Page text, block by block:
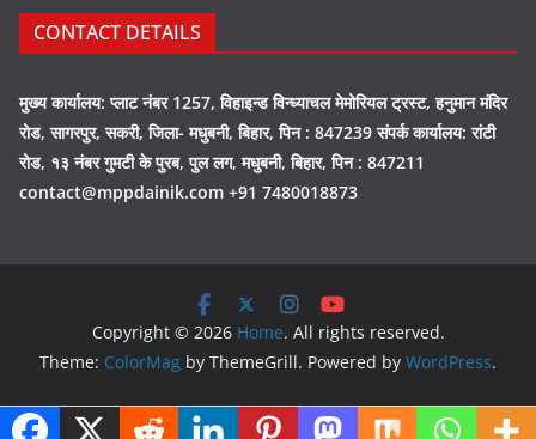
CONTACT DETAILS
मुख्य कार्यालय: प्लाट नंबर 1257, विहाइन्ड विन्ध्याचल मेमोरियल ट्रस्ट, हनुमान मंदिर
रोड, सागरपुर, सकरी, जिला- मधुबनी, बिहार, पिन : 847239 संपर्क कार्यालय: रांटी
रोड, १३ नंबर गुमटी के पुरब, पुल लग, मधुबनी, बिहार, पिन : 847211
contact@mppdainik.com +91 7480018873
Copyright © 2026 Home. All rights reserved.
Theme: ColorMag by ThemeGrill. Powered by WordPress.